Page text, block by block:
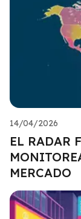
14/04/2026
EL RADAR
MERCADO